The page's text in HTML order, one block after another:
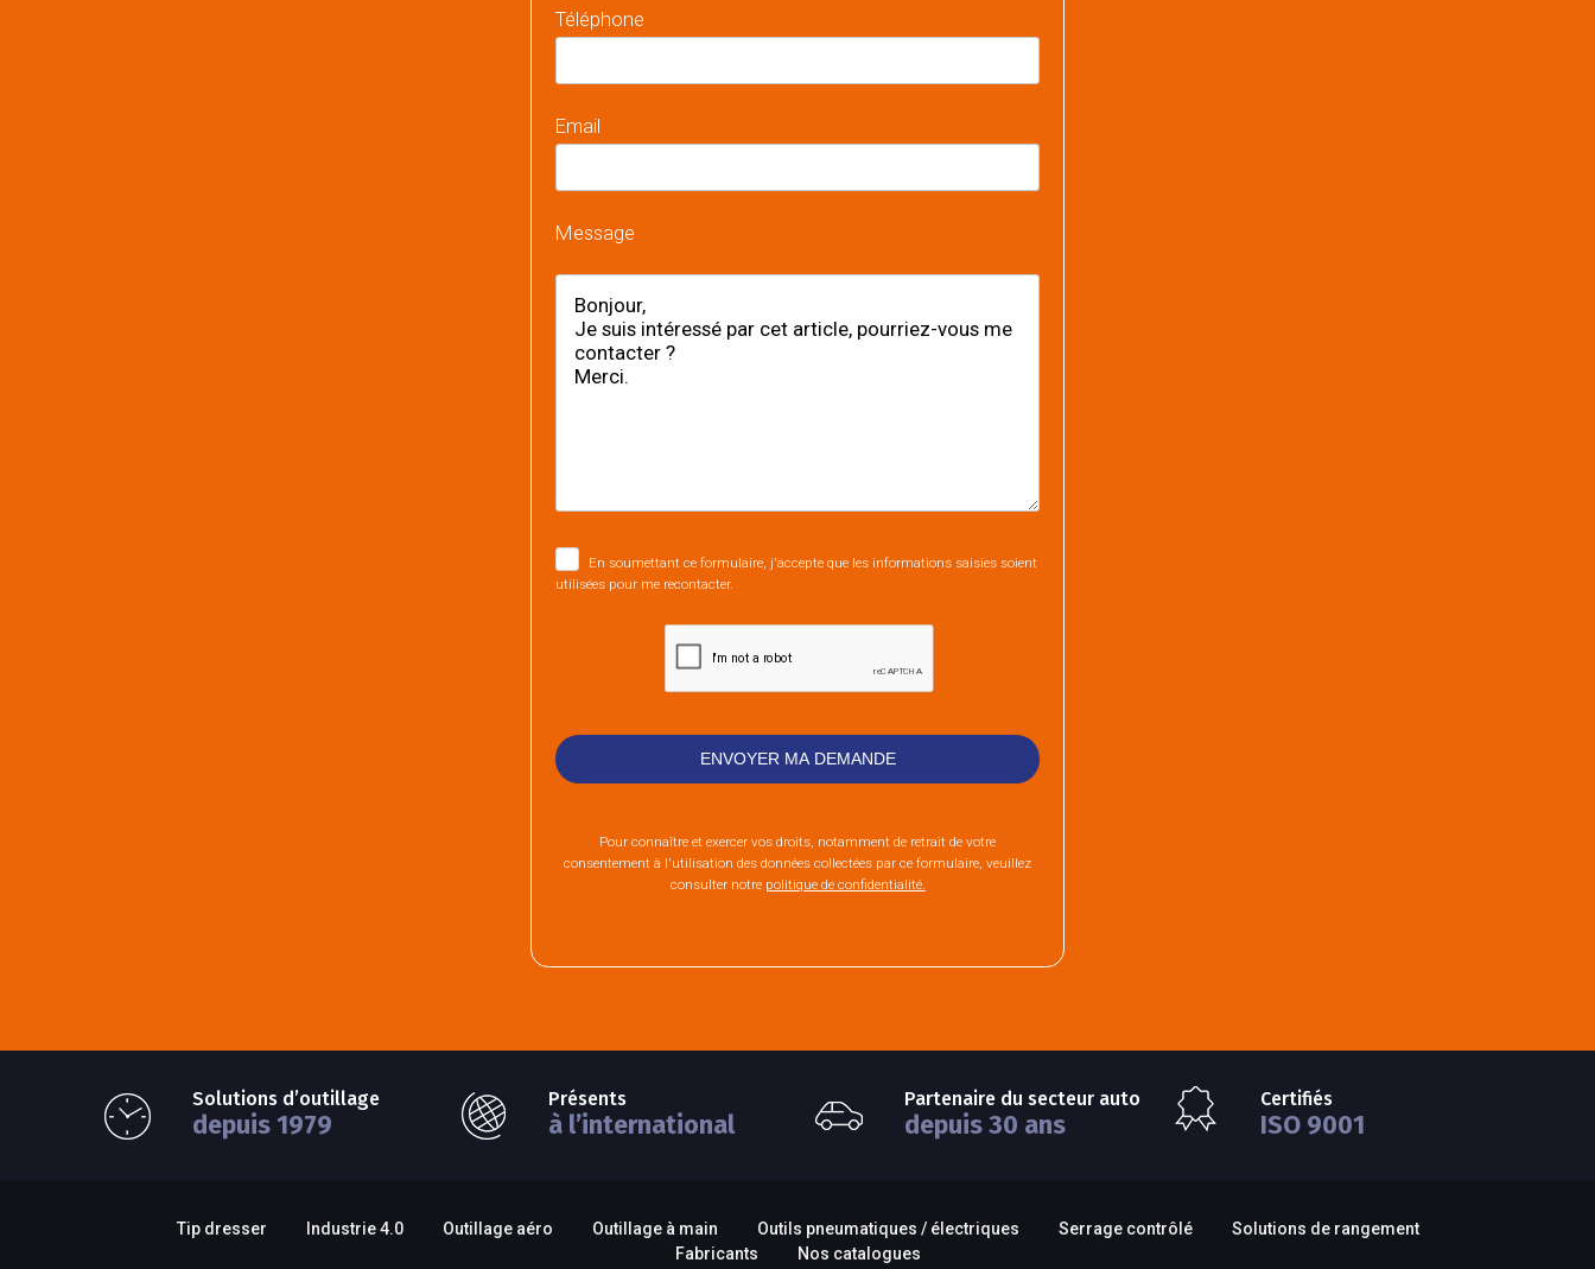
Téléphone
Email
Message
En soumettant ce formulaire, j'accepte que les informations saisies soient
utilisées pour me recontacter.
Pour connaître et exercer vos droits, notamment de retrait de votre
consentement à l'utilisation des données collectées par ce formulaire, veuillez
consulter notre politique de confidentialité.
Solutions d’outillage
depuis 1979
Présents
à l’international
Partenaire du secteur auto
depuis 30 ans
Certifiés
ISO 9001
Tip dresser Industrie 4.0 Outillage aéro Outillage à main Outils pneumatiques / électriques Serrage contrôlé
Solutions de rangement
Fabricants
Nos catalogues